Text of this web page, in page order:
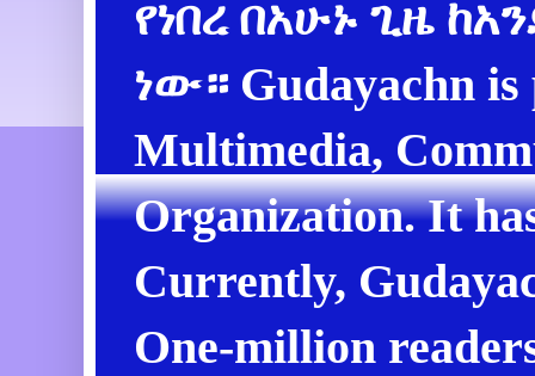
የነበረ በአሁኑ ጊዜ
ነው። Gudayachn is
Multimedia,
Organization. It
Currently,
One-million